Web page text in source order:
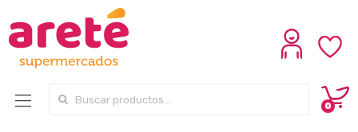
Search for:
0